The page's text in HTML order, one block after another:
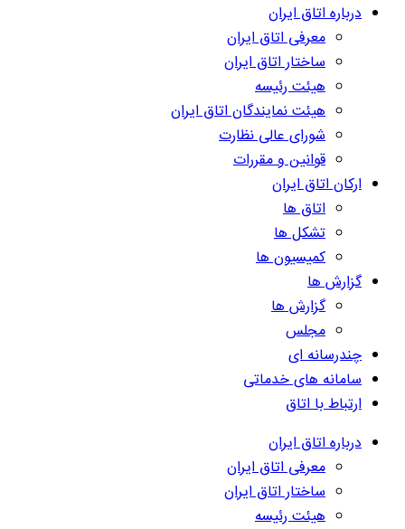
درباره اتاق ایران
معرفی اتاق ایران
ساختار اتاق ایران
هیئت رئیسه
هیئت نمایندگان اتاق ایران
شورای عالی نظارت
قوانین و مقررات
ارکان اتاق ایران
اتاق ها
تشکل ها
کمیسیون ها
گزارش ها
گزارش ها
مجلس
چندرسانه ای
سامانه های خدماتی
ارتباط با اتاق
درباره اتاق ایران
معرفی اتاق ایران
ساختار اتاق ایران
هیئت رئیسه